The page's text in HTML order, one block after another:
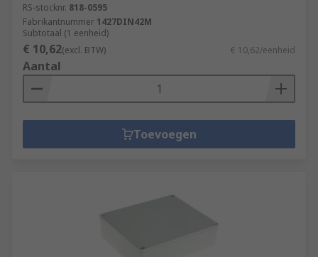
RS-stocknr. 818-0595
Fabrikantnummer 1427DIN42M
Subtotaal (1 eenheid)
€ 10,62(excl. BTW) € 10,62/eenheid
Aantal
Toevoegen